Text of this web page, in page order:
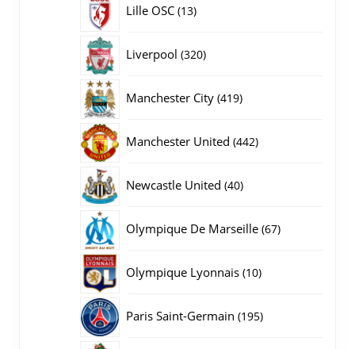
Lille OSC 1313
Liverpool 320320
Manchester City 419419
Manchester United 442442
Newcastle United 4040
Olympique De Marseille 6767
Olympique Lyonnais 1010
Paris Saint-Germain 195195